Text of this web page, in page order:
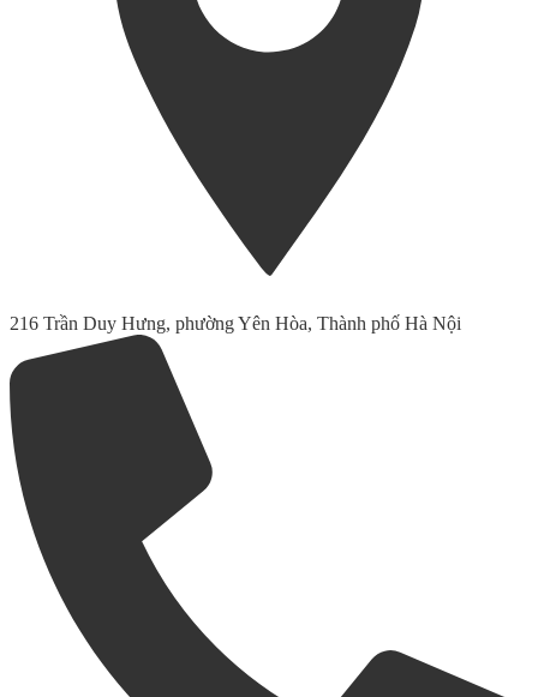
216 Trần Duy Hưng, phường Yên Hòa, Thành phố Hà Nội